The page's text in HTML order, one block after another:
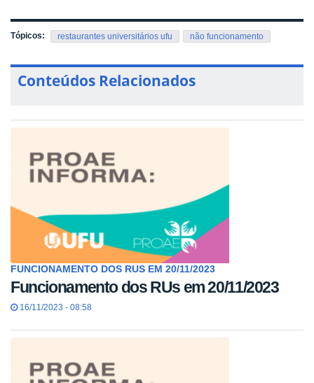
Tópicos: restaurantes universitários ufu não funcionamento
Conteúdos Relacionados
FUNCIONAMENTO DOS RUS EM 20/11/2023
Funcionamento dos RUs em 20/11/2023
16/11/2023 - 08:58